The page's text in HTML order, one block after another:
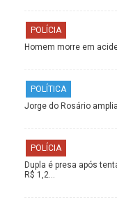
POLÍCIA
Homem morre em
POLÍTICA
Jorge do Rosário
POLÍCIA
Dupla é presa após
R$ 1,2…